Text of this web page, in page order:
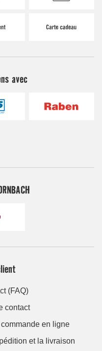
avec
(FAQ)
contact
en ligne
et la livraison